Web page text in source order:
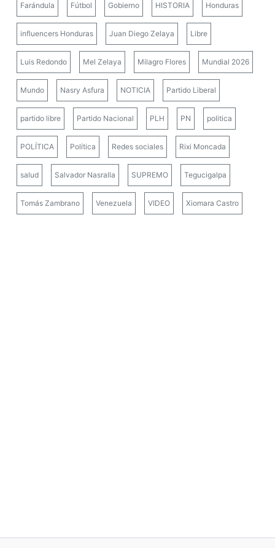
Farándula Fútbol Gobierno HISTORIA Honduras
influencers Honduras Juan Diego Zelaya Libre
Luis Redondo Mel Zelaya Milagro Flores Mundial 2026
Mundo Nasry Asfura NOTICIA Partido Liberal
partido libre Partido Nacional PLH PN politica
POLÍTICA Política Redes sociales Rixi Moncada
salud Salvador Nasralla SUPREMO Tegucigalpa
Tomás Zambrano Venezuela VIDEO Xiomara Castro